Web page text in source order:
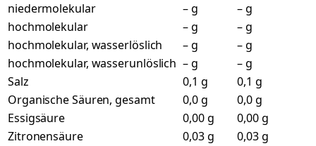
niedermolekular
– g
– g
hochmolekular
– g
– g
hochmolekular, wasserlöslich
– g
– g
hochmolekular, wasserunlöslich – g
– g
Salz
0,1 g
0,1 g
Organische Säuren, gesamt
0,0 g
0,0 g
Essigsäure
0,00 g
0,00 g
Zitronensäure
0,03 g
0,03 g